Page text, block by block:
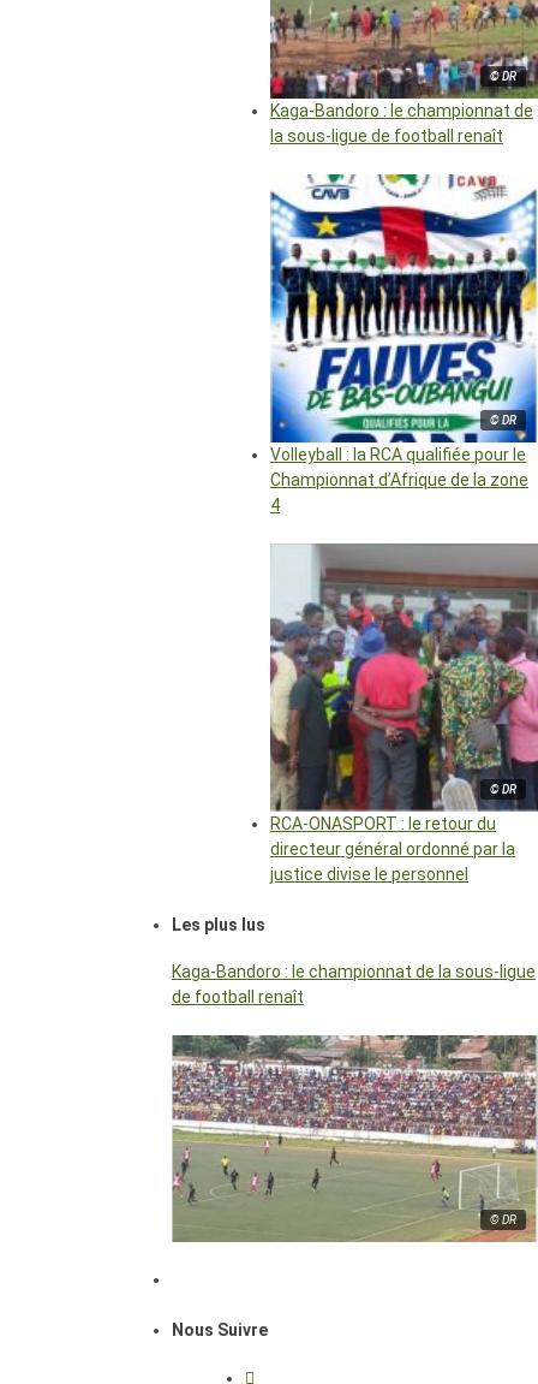
© DR
Kaga-Bandoro : le championnat de
la sous-ligue de football renaît
© DR
Volleyball : la RCA qualifiée pour le
Championnat d’Afrique de la zone
4
© DR
RCA-ONASPORT : le retour du
directeur général ordonné par la
justice divise le personnel
Les plus lus
Kaga-Bandoro : le championnat de la sous-ligue
de football renaît
© DR
Nous Suivre